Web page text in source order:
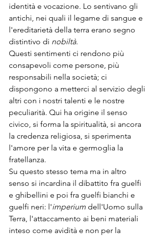
identità e vocazione. Lo sentivano gli
antichi, nei quali il legame di sangue e
l'ereditarietà della terra erano segno
distintivo di nobiltà.
Questi sentimenti ci rendono più
consapevoli come persone, più
responsabili nella società; ci
dispongono a metterci al servizio degli
altri con i nostri talenti e le nostre
peculiarità. Qui ha origine il senso
civico, si forma la spiritualità, si ancora
la credenza religiosa, si sperimenta
l'amore per la vita e germoglia la
fratellanza.
Su questo stesso tema ma in altro
senso si incardina il dibattito fra guelfi
e ghibellini e poi fra guelfi bianchi e
guelfi neri: l'imperium dell'Uomo sulla
Terra, l'attaccamento ai beni materiali
inteso come avidità e non per la